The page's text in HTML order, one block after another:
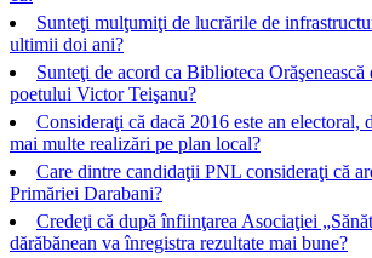
Sunteţi mulţumiţi de lucrările de
ultimii doi ani?
Sunteţi de acord ca Biblioteca
poetului Victor Teişanu?
Consideraţi că dacă 2016 este an electoral,
mai multe realizări pe plan local?
Care dintre candidaţii PNL consideraţi că
Primăriei Darabani?
Credeţi că după înfiinţarea Asociaţiei
dărăbănean va înregistra rezultate mai bune?